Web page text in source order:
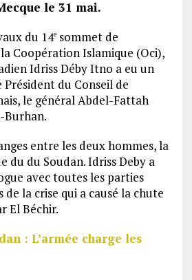
le 31 mai.
du 14esommet de
Coopération Islamique (Oci),
Idriss Déby Itno a eu un
du Conseil de
le général Abdel-Fattah
Burhan.
entre les deux hommes, la
du du Soudan. Idriss Deby a
avec toutes les parties
la crise qui a causé la chute
El Béchir.
: L’armée charge les